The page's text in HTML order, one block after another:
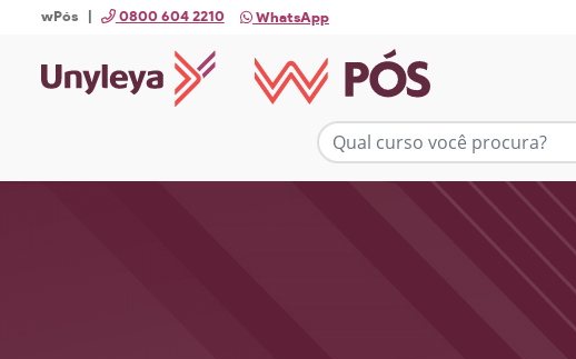
wPós | 0800 604 2210 WhatsApp